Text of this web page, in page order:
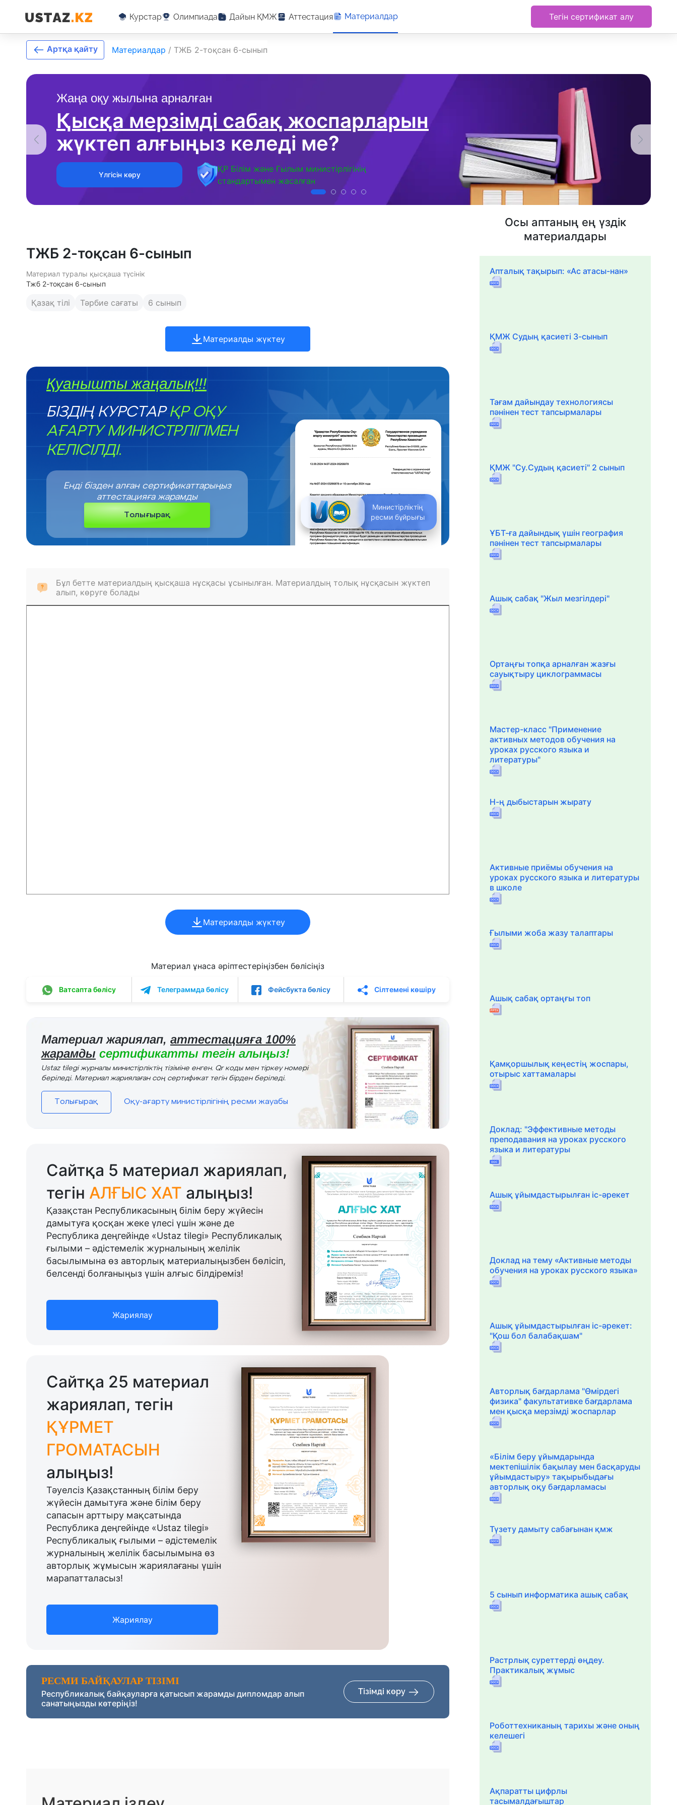
Курстар Олимпиада Дайын ҚМЖ Аттестация Материалдар Тегін сертификат алу
Жаңа оқу жылына арналған
Қысқа мерзімді сабақ жоспарларын
жүктеп алғыңыз келеді ме?
Үлгісін көру
ҚР Білім және Ғылым министірлігінің
стандартымен жасалған
Артқа қайту Материалдар / ТЖБ 2-тоқсан 6-сынып
ТЖБ 2-тоқсан 6-сынып
Материал туралы қысқаша түсінік
Тжб 2-тоқсан 6-сынып
Қазақ тілі Тәрбие сағаты 6 сынып
Материалды жүктеу
Қуанышты жаңалық!!!
БІЗДІҢ КУРСТАР ҚР ОҚУ
АҒАРТУ МИНИСТРЛІГІМЕН
КЕЛІСІЛДІ.
Министірліктің
ресми бұйрығы
Енді бізден алған сертификаттарыңыз
аттестацияға жарамды
Толығырақ
Бұл бетте материалдың қысқаша нұсқасы ұсынылған. Материалдың толық нұсқасын жүктеп
алып, көруге болады
Материалды жүктеу
Материал ұнаса әріптестеріңізбен бөлісіңіз
Ватсапта бөлісу Телеграммда бөлісу Фейсбукта бөлісу Сілтемені көшіру
Материал жариялап, аттестацияға 100%
жарамды сертификатты тегін алыңыз!
Ustaz tilegi журналы министірліктің тізіміне енген. Qr коды мен тіркеу номері
беріледі. Материал жариялаған соң сертификат тегін бірден беріледі.
Толығырақ Оқу-ағарту министірлігінің ресми жауабы
Сайтқа 5 материал жариялап,
тегін АЛҒЫС ХАТ алыңыз!
Қазақстан Республикасының білім беру жүйесін
дамытуға қосқан жеке үлесі үшін және де
Республика деңгейінде «Ustaz tilegi» Республикалық
ғылыми – әдістемелік журналының желілік
басылымына өз авторлық материалыңызбен бөлісіп,
белсенді болғаныңыз үшін алғыс білдіреміз!
Жариялау
Сайтқа 25 материал
жариялап, тегін
ҚҰРМЕТ
ГРОМАТАСЫН
алыңыз!
Тәуелсіз Қазақстанның білім беру
жүйесін дамытуға және білім беру
сапасын арттыру мақсатында
Республика деңгейінде «Ustaz tilegi»
Республикалық ғылыми – әдістемелік
журналының желілік басылымына өз
авторлық жұмысын жариялағаны үшін
марапатталасыз!
Жариялау
РЕСМИ БАЙҚАУЛАР ТІЗІМІ
Республикалық байқауларға қатысып жарамды дипломдар алып
санатыңызды көтеріңіз!
Тізімді көру
Осы аптаның ең үздік
материалдары
Апталық тақырып: «Ас атасы-нан»
ҚМЖ Судың қасиеті 3-сынып
Тағам дайындау технологиясы
пәнінен тест тапсырмалары
ҚМЖ "Су.Судың қасиеті" 2 сынып
ҰБТ-ға дайындық үшін география
пәнінен тест тапсырмалары
Ашық сабақ "Жыл мезгілдері"
Ортаңғы топқа арналған жазғы
сауықтыру циклограммасы
Мастер-класс "Применение
активных методов обучения на
уроках русского языка и
литературы"
Н-ң дыбыстарын жырату
Активные приёмы обучения на
уроках русского языка и литературы
в школе
Ғылыми жоба жазу талаптары
Ашық сабақ ортаңғы топ
Қамқоршылық кеңестің жоспары,
отырыс хаттамалары
Доклад: "Эффективные методы
преподавания на уроках русского
языка и литературы
Ашық ұйымдастырылған іс-әрекет
Доклад на тему «Активные методы
обучения на уроках русского языка»
Ашық ұйымдастырылған іс-әрекет:
"Қош бол балабақшам"
Авторлық бағдарлама "Өмірдегі
физика" факультативке бағдарлама
мен қысқа мерзімді жоспарлар
«Білім беру ұйымдарында
мектепішілік бақылау мен басқаруды
ұйымдастыру» тақырыбыдағы
авторлық оқу бағдарламасы
Түзету дамыту сабағынан қмж
5 сынып информатика ашық сабақ
Растрлық суреттерді өңдеу.
Практикалық жұмыс
Роботтехниканың тарихы және оның
келешегі
Ақпаратты цифрлы
тасымалдағыштар